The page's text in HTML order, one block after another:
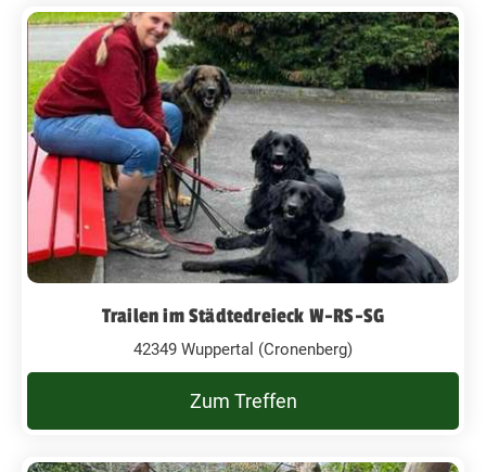
Trailen im Städtedreieck W-RS-SG
42349 Wuppertal (Cronenberg)
Zum Treffen